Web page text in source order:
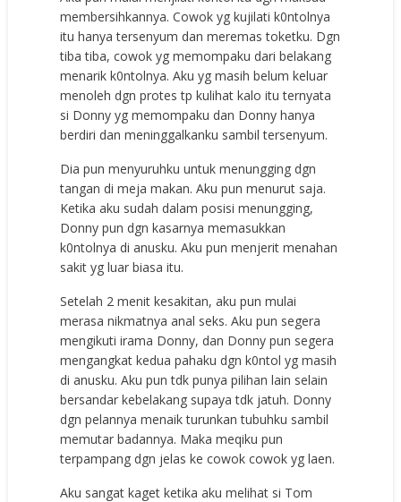
membersihkannya. Cowok yg kujilati k0ntolnya
itu hanya tersenyum dan meremas toketku. Dgn
tiba tiba, cowok yg memompaku dari belakang
menarik k0ntolnya. Aku yg masih belum keluar
menoleh dgn protes tp kulihat kalo itu ternyata
si Donny yg memompaku dan Donny hanya
berdiri dan meninggalkanku sambil tersenyum.
Dia pun menyuruhku untuk menungging dgn
tangan di meja makan. Aku pun menurut saja.
Ketika aku sudah dalam posisi menungging,
Donny pun dgn kasarnya memasukkan
k0ntolnya di anusku. Aku pun menjerit menahan
sakit yg luar biasa itu.
Setelah 2 menit kesakitan, aku pun mulai
merasa nikmatnya anal seks. Aku pun segera
mengikuti irama Donny, dan Donny pun segera
mengangkat kedua pahaku dgn k0ntol yg masih
di anusku. Aku pun tdk punya pilihan lain selain
bersandar kebelakang supaya tdk jatuh. Donny
dgn pelannya menaik turunkan tubuhku sambil
memutar badannya. Maka meqiku pun
terpampang dgn jelas ke cowok cowok yg laen.
Aku sangat kaget ketika aku melihat si Tom